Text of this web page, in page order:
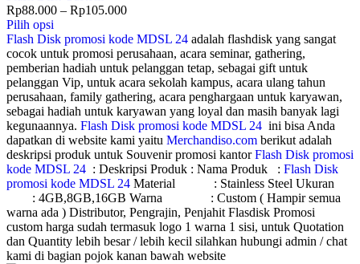
Rp88.000 – Rp105.000
Pilih opsi
Flash Disk promosi kode MDSL 24 adalah flashdisk yang sangat
cocok untuk promosi perusahaan, acara seminar, gathering,
pemberian hadiah untuk pelanggan tetap, sebagai gift untuk
pelanggan Vip, untuk acara sekolah kampus, acara ulang tahun
perusahaan, family gathering, acara penghargaan untuk karyawan,
sebagai hadiah untuk karyawan yang loyal dan masih banyak lagi
kegunaannya. Flash Disk promosi kode MDSL 24 ini bisa Anda
dapatkan di website kami yaitu Merchandiso.com berikut adalah
deskripsi produk untuk Souvenir promosi kantorFlash Disk promosi
kode MDSL 24 : Deskripsi Produk : Nama Produk : Flash Disk
promosi kode MDSL 24 Material : Stainless Steel Ukuran
: 4GB,8GB,16GB Warna : Custom ( Hampir semua
warna ada ) Distributor, Pengrajin, Penjahit Flasdisk Promosi
custom harga sudah termasuk logo 1 warna 1 sisi, untuk Quotation
dan Quantity lebih besar / lebih kecil silahkan hubungi admin / chat
kami di bagian pojok kanan bawah website